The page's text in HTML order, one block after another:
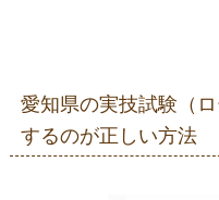
愛知県の実技試験（
するのが正しい方法